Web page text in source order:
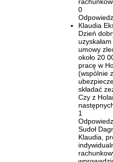
0
Odpowiedz
Klaudia
Dzień
umowy
około 20
pracę w
(wspólnie
składać
Czy z
1
Odpowiedz
Sudoł
Klaudia,